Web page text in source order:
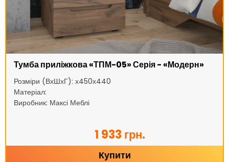
Тумба приліжкова «ТПМ-05» Серія - «Модерн»
Розміри (ВхШхГ): х450х440
Матеріал:
Виробник: Максі Меблі
1 933 грн.
Купити